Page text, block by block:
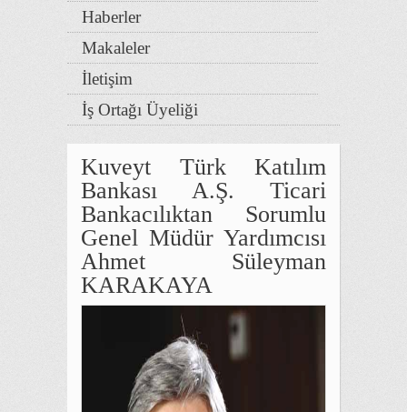
Haberler
Makaleler
İletişim
İş Ortağı Üyeliği
Kuveyt Türk Katılım
Bankası A.Ş. Ticari
Bankacılıktan Sorumlu
Genel Müdür Yardımcısı
Ahmet Süleyman
KARAKAYA